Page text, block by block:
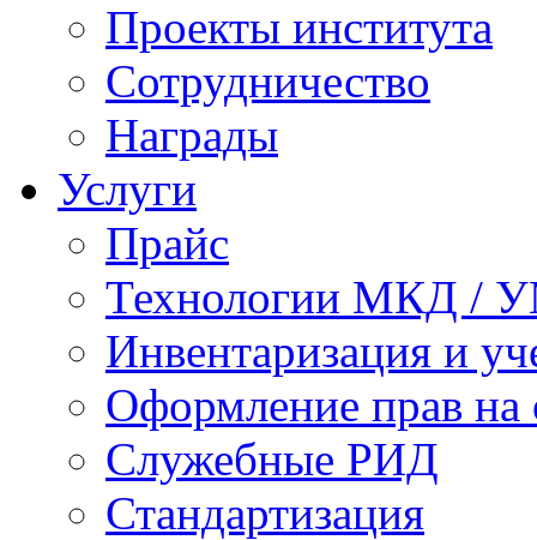
Проекты института
Сотрудничество
Награды
Услуги
Прайс
Технологии МКД /
Инвентаризация и
Оформление прав
Служебные РИД
Стандартизация